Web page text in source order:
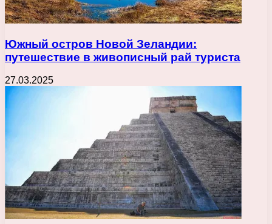
Южный остров Новой Зеландии:
путешествие в живописный рай туриста
27.03.2025